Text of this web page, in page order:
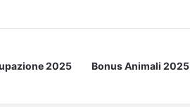
2025 Bonus Animali 2025